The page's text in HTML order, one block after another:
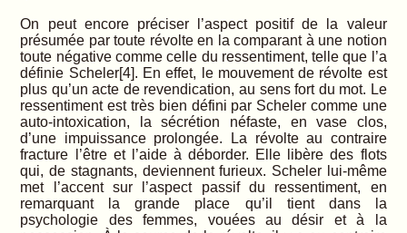
On peut encore préciser l’aspect positif de la valeur
présumée par toute révolte en la comparant à une notion
toute négative comme celle du ressentiment, telle que l’a
définie Scheler[4]. En effet, le mouvement de révolte est
plus qu’un acte de revendication, au sens fort du mot. Le
ressentiment est très bien défini par Scheler comme une
auto-intoxication, la sécrétion néfaste, en vase clos,
d’une impuissance prolongée. La révolte au contraire
fracture l’être et l’aide à déborder. Elle libère des flots
qui, de stagnants, deviennent furieux. Scheler lui-même
met l’accent sur l’aspect passif du ressentiment, en
remarquant la grande place qu’il tient dans la
psychologie des femmes, vouées au désir et à la